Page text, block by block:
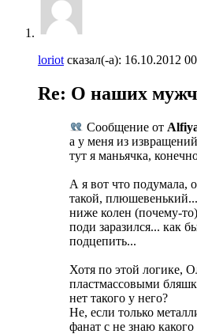
loriot сказал(-а): 16.10.2012
Re: О наших
Сообщение от
а у меня из
тут я маньячка,
А я вот что подумала,
такой,
ниже колен (почему-
поди заразился... как
подцепить...
Хотя по этой логике,
пластмассовыми
нет такого у него?
Не, если только
фанат с не знаю какого